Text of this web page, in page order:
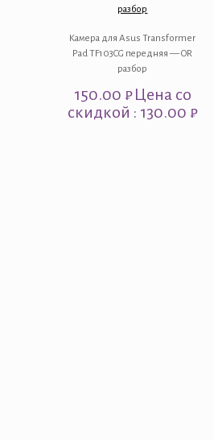
разбор
Камера для Asus Transformer
Pad TF103CG передняя — OR
разбор
150.00 ₽Цена со
скидкой : 130.00 ₽